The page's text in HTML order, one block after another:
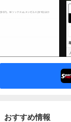
おすすめ情報